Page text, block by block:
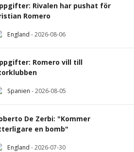
Rivalen har pushat för
Romero
England -2026-08-06
Romero vill till
Spanien -2026-08-05
De Zerbi: "Kommer
en bomb"
England -2026-07-30